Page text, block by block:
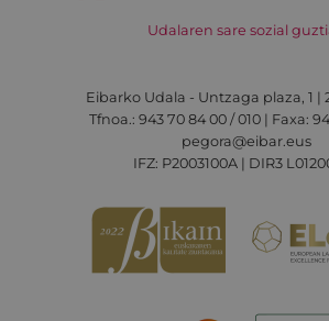
Udalaren sare sozial
Eibarko Udala - Untzaga plaza, 1 |
Tfnoa.: 943 70 84 00 / 010 | Faxa:
pegora@eibar.eus
IFZ: P2003100A | DIR3